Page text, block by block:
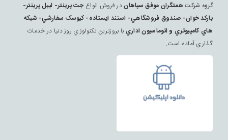
گروه شرکت همتگران موفق سپاهاندر فروش انواع جت پرينتر- ليبل پرينتر-
بارکد خوان- صندوق فروشگاهي- استند ايستاده- کيوسک سفارشي- شبکه
هاي کامپيوتري و اتوماسيون اداري با بروزترين تکنولوژي روز دنيا در خدمات
گذاري آماده است.